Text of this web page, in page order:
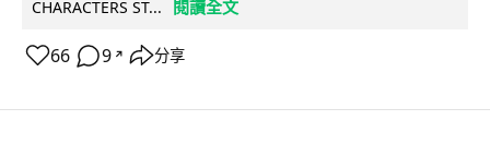
CHARACTERS ST... 閱讀全文
66 9 ↗ 分享